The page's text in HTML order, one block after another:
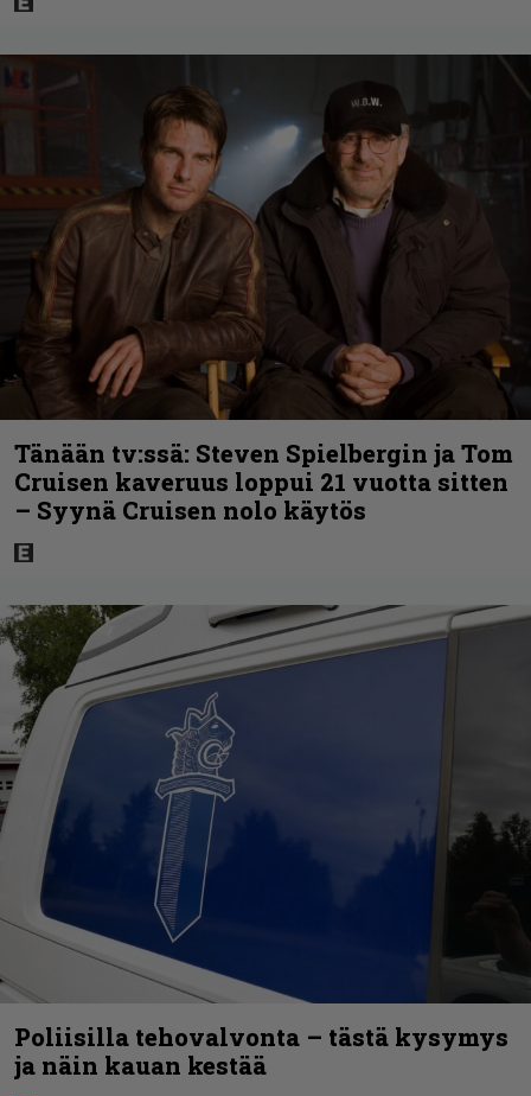
Tänään tv:ssä: Steven Spielbergin ja Tom
Cruisen kaveruus loppui 21 vuotta sitten
– Syynä Cruisen nolo käytös
Poliisilla tehovalvonta – tästä kysymys
ja näin kauan kestää